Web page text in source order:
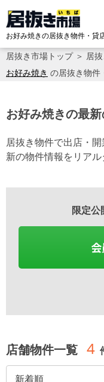
お好み焼きの居抜き物件・貸
居抜き市場トップ＞ 居
お好み焼き の居抜き物件
お好み焼きの最新
居抜き物件で出店・
新の物件情報をリア
限定公
会
店舗物件一覧 4